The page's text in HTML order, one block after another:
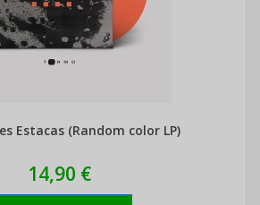
Estacas (Random color LP)
14,90 €